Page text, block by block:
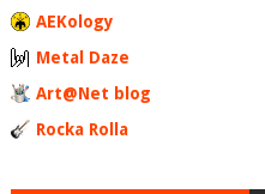
AEKology
Metal Daze
Art@Net blog
Rocka Rolla